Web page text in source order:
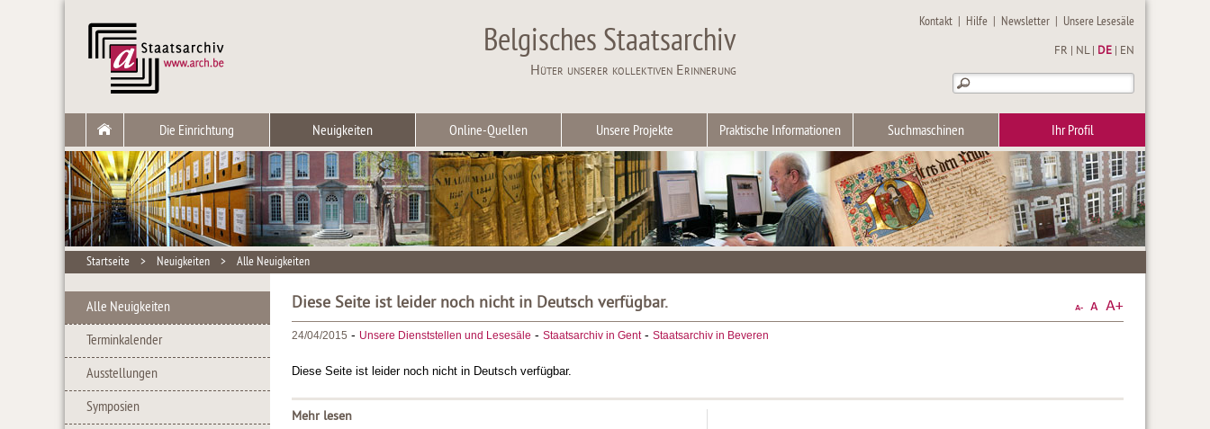
Belgisches Staatsarchiv
Hüter unserer kollektiven Erinnerung
Kontakt | Hilfe | Newsletter | Unsere Lesesäle
FR NL| DE EN
Die Einrichtung Neuigkeiten Online-Quellen Unsere Projekte Praktische Informationen Suchmaschinen Ihr Profil
Startseite > Neuigkeiten > Alle Neuigkeiten
Alle Neuigkeiten
Terminkalender
Ausstellungen
Symposien
Diese Seite ist leider noch nicht in Deutsch verfügbar.
24/04/2015 - Unsere Dienststellen und Lesesäle - Staatsarchiv in Gent- Staatsarchiv in Beveren
Diese Seite ist leider noch nicht in Deutsch verfügbar.
Mehr lesen